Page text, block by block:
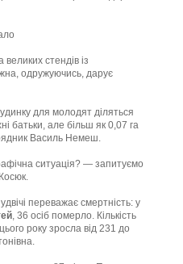
великих стендів із
одружуючись, дарує
для молодят діляться
батьки, але більш як 0,07 га
Василь Немеш.
ситуація? — запитуємо
переважає смертність: у
, 36 осіб померло. Кількість
року зросла від 231 до